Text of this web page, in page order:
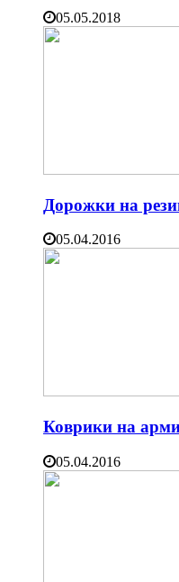
05.05.2018
Дорожки на
05.04.2016
Коврики на
05.04.2016